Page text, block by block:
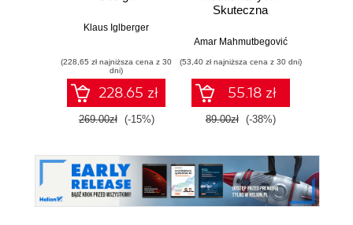
Klaus Iglberger
(228,65 zł najniższa cena z 30
dni)
228.65 zł
269.00zł (-15%)
Skuteczna
nowoczesnego
Amar Mahmutbegović
(53,40 zł najniższa cena z 30 dni)
55.18 zł
89.00zł (-38%)